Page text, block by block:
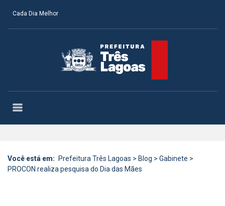
Cada Dia Melhor
Você está em: Prefeitura Três Lagoas > Blog > Gabinete >
PROCON realiza pesquisa do Dia das Mães